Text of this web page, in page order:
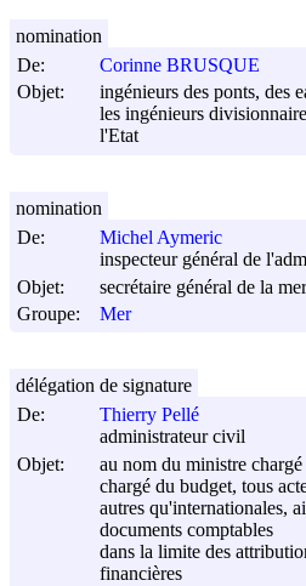
De:
Corinne BRUSQUE
Objet:
ingénieurs des ponts, des
les ingénieurs
l'Etat
nomination
De:
Michel Aymeric
inspecteur général de
Objet:
secrétaire général de la mer
Groupe:
Mer
nomination
De:
Thierry Pellé
administrateur civil
Objet:
au nom du ministre
chargé du budget, tous
autres qu'internationales,
documents comptables
dans la limite des
financières
délégation de signature